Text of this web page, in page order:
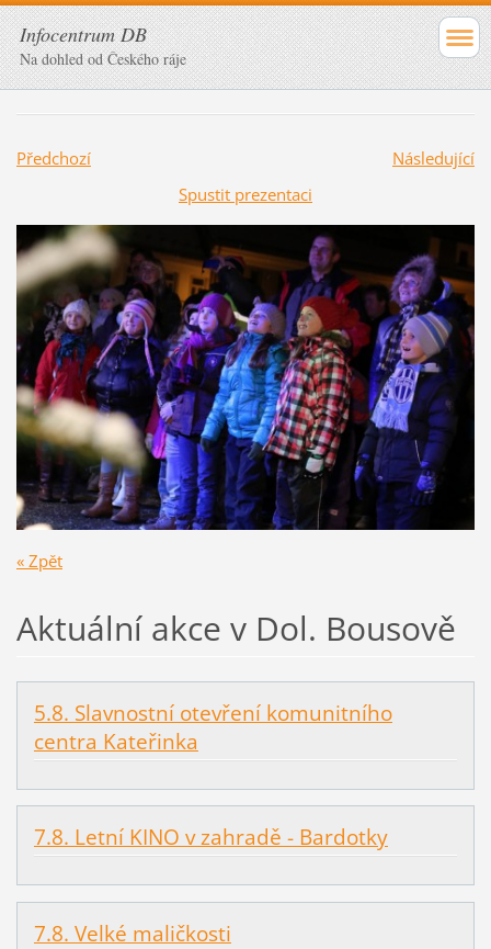
Infocentrum DB
Na dohled od Českého ráje
Předchozí
Následující
Spustit prezentaci
« Zpět
Aktuální akce v Dol. Bousově
5.8. Slavnostní otevření komunitního
centra Kateřinka
7.8. Letní KINO v zahradě - Bardotky
7.8. Velké maličkosti